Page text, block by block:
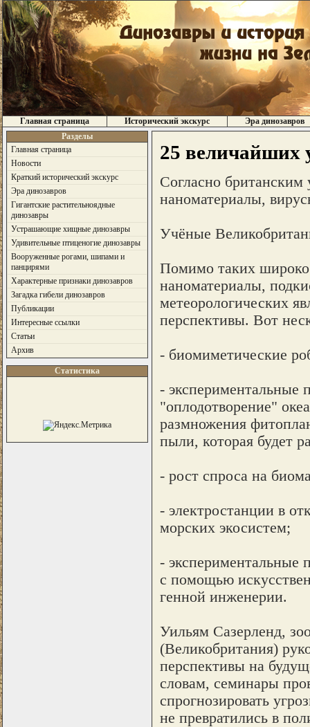
Главная страница Исторический экскурс
Эра динозавров
Разделы
Главная страница
Новости
Краткий исторический экскурс
Эра динозавров
Гигантские растительноядные
динозавры
Устрашающие хищные динозавры
Удивительные птиценогие динозавры
Вооруженные рогами, шипами и
панцирями
Характерные признаки динозавров
Загадка гибели динозавров
Публикации
Интересные ссылки
Статьи
Архив
Статистика
25 величайших
Согласно британским
наноматериалы,
Учёные
Помимо таких широко
наноматериалы,
метеорологических
перспективы. Вот
- биомиметические
- экспериментальные
"оплодотворение"
размножения
пыли, которая будет
- рост спроса на
- электростанции в
морских экосистем;
- экспериментальные
с помощью
генной инженерии.
Уильям Сазерленд,
(Великобритания)
перспективы на
словам, семинары
спрогнозировать
не превратились в